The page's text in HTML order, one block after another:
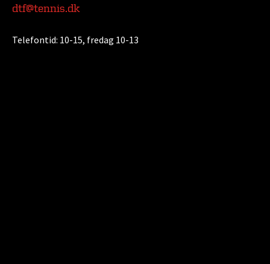
dtf@tennis.dk
Telefontid: 10-15, fredag 10-13